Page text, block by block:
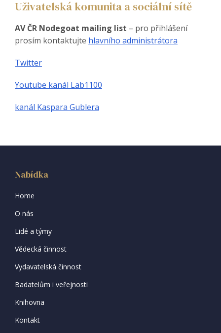
Uživatelská komunita a sociální sítě
AV ČR Nodegoat mailing list – pro přihlášení
prosím kontaktujte hlavního administrátora
Twitter
Youtube kanál Lab1100
kanál Kaspara Gublera
Nabídka
Home
O nás
Lidé a týmy
Vědecká činnost
Vydavatelská činnost
Badatelům i veřejnosti
Knihovna
Kontakt